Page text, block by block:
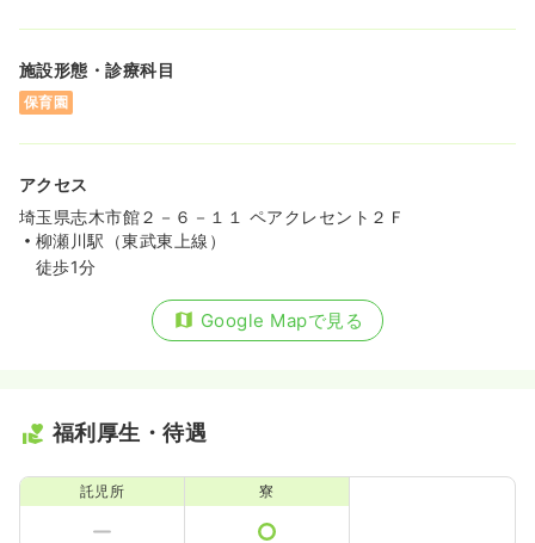
施設形態・診療科目
保育園
アクセス
埼玉県志木市館２－６－１１ ペアクレセント２Ｆ
柳瀬川駅（東武東上線）
徒歩1分
Google Mapで見る
福利厚生・待遇
託児所 寮